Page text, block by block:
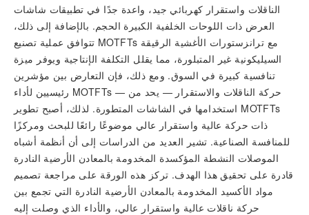
الناقلات واستقرار كهربائي جيد، واعدة جدًا في تطبيقات شاشات
العرض ذات اللوحات الخلفية الكبيرة الحجم. بالإضافة إلى ذلك،
تتوافق عملية تصنيع MOTFTs مع ترانزستورات الأغشية الرقيقة
السيليكونية غير المتبلورة، مما يقلل التكلفة الإنتاجية ويوفر ميزة
تنافسية كبيرة في السوق. ومع ذلك، فإن التعارض بين مؤشرين
رئيسيين لأداء MOTFTs — حركة الناقلات والاستقرار — يحد من
استخدامها في الشاشات المتطورة. لذلك، أصبح تطوير MOTFTs
ذات حركة عالية واستقرار عالي موضوعًا رائعًا للبحث ومركزًا
للمنافسة الصناعية. تشير العديد من الدراسات إلى أن أنظمة أشباه
الموصلات النشطة المؤكسدة المخدومة بالمعادن الأرضية النادرة
قادرة على تحقيق هذا الهدف. تركز هذه الورقة على مراجعة تصميم
مواد الأكسيد المخدومة بالمعادن الأرضية النادرة التي تجمع بين
حركة ناقلات عالية واستقرار عالي، والأداء الذي وصلت إليه